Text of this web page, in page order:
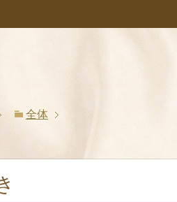
全体